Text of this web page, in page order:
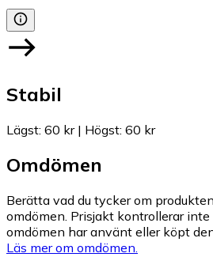
Stabil
Lägst: 60 kr| Högst: 60 kr
Omdömen
Berätta vad du tycker om
omdömen. Prisjakt kontrollerar
omdömen har använt eller köpt
Läs mer om omdömen.